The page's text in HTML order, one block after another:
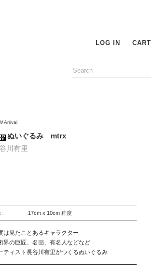
LOG IN CART
Arrival
ぬいぐるみ mtrx
川有里
17cm x 10cm 程度
は見たことあるキャラクター
界の巨匠、名画、有名人などなど
ティスト長谷川有里がつくるぬいぐるみ